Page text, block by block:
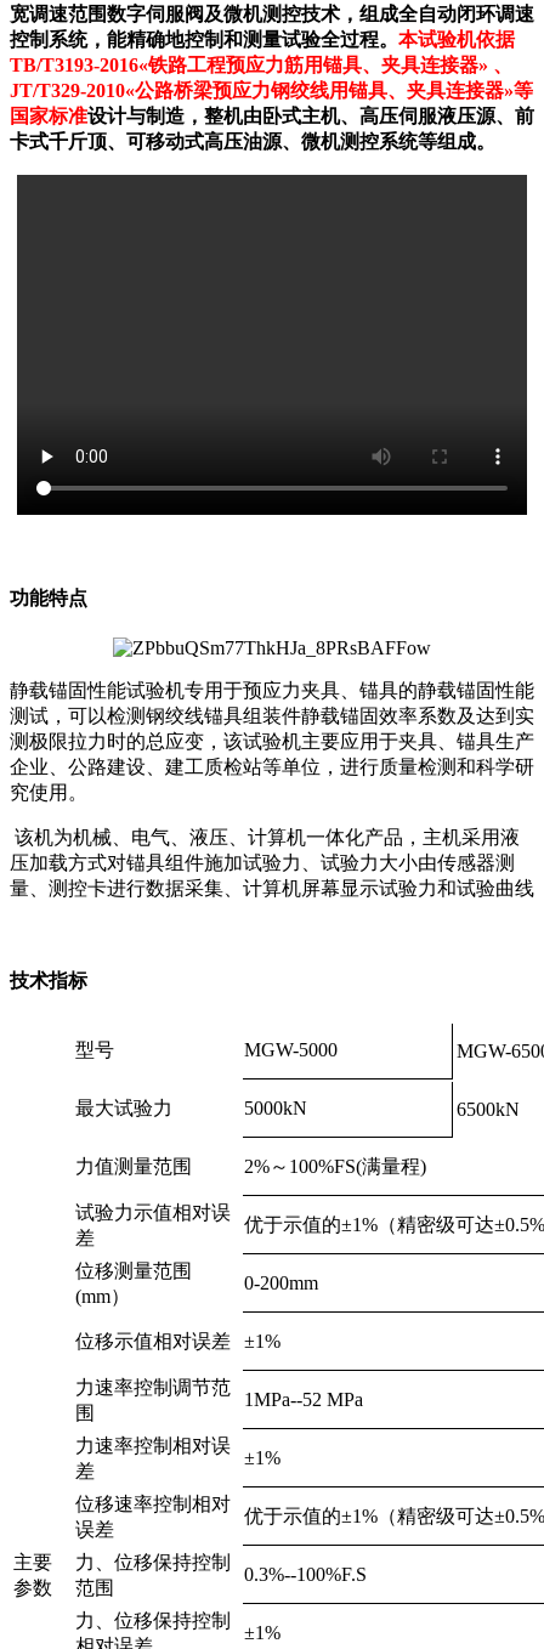
宽调速范围数字伺服阀及微机测控技术，组成全自动闭环调速
控制系统，能精确地控制和测量试验全过程。 本试验机依据
TB/T3193-2016«铁路工程预应力筋用锚具、夹具连接器» 、
JT/T329-2010«公路桥梁预应力钢绞线用锚具、夹具连接器»等
国家标准设计与制造，整机由卧式主机、高压伺服液压源、前
卡式千斤顶、可移动式高压油源、微机测控系统等组成。
功能特点
静载锚固性能试验机专用于预应力夹具、锚具的静载锚固性能
测试，可以检测钢绞线锚具组装件静载锚固效率系数及达到实
测极限拉力时的总应变，该试验机主要应用于夹具、锚具生产
企业、公路建设、建工质检站等单位，进行质量检测和科学研
究使用。
该机为机械、电气、液压、计算机一体化产品，主机采用液
压加载方式对锚具组件施加试验力、试验力大小由传感器测
量、测控卡进行数据采集、计算机屏幕显示试验力和试验曲线
技术指标
主要
参数
型号 MGW-5000 MGW-
最大试验力 5000kN 6500kN
力值测量范围 2%～100%FS(满量程)
试验力示值相对误
差
优于示值的±1%（精密级可达
位移测量范围
(mm）
0-200mm
位移示值相对误差 ±1%
力速率控制调节范
围
1MPa--52 MPa
力速率控制相对误
差
±1%
位移速率控制相对
误差
优于示值的±1%（精密级可达
力、位移保持控制
范围
0.3%--100%F.S
力、位移保持控制
±1%